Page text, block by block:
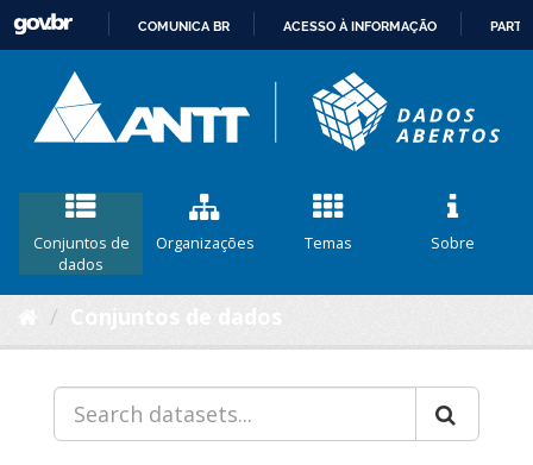
CONTEÚDO
COMUNICA BR ACESSO À INFORMAÇÃO
Conjuntos de
dados
Organizações Temas Sobre